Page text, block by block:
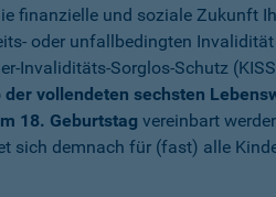
finanzielle und soziale Zukunft
oder unfallbedingten
Invaliditäts-Sorglos-Schutz
der vollendeten sechsten
18. Geburtstag vereinbart
sich demnach für (fast) alle